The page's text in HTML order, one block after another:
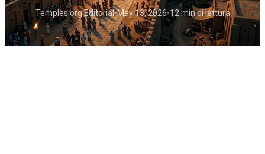
Temples.org Editorial•May 13, 2026•12 min di lettura